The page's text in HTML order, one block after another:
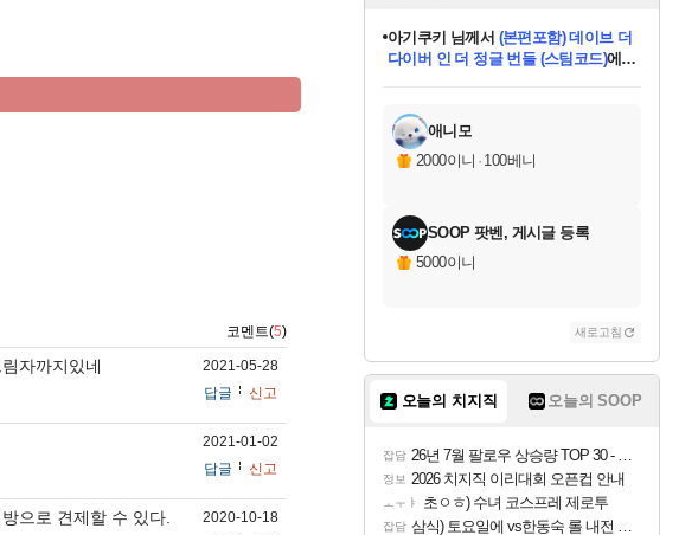
코멘트(5)
자까지있네
2021-05-28
답글
신고
2021-01-02
답글
신고
으로 견제할 수 있다.
2020-10-18
당첨되셨습니다.
아기쿠키 님께서 (본편포함) 데이브 더
다이버 인 더 정글 번들 (스팀코드)에
당첨되셨습니다.
당첨되셨습니다.
에디션 (스팀코드)
당첨되셨습니다.
당첨되셨습니다.
당첨되셨습니다.
당첨되셨습니다.
애니모
2000이니 · 100베니
SOOP 팟벤, 게시글 등록
5000이니
새로고침
오늘의 치지직 오늘의 SOOP
잡담 26년 7월 팔로우 상승량 TOP 30 - 월간 치지직
정보 2026 치지직 이리대회 오픈컵 안내
ㅗㅜㅑ 초ㅇㅎ) 수녀 코스프레 제로투
잡담 삼식) 토요일에 vs한동숙 롤 내전 예정